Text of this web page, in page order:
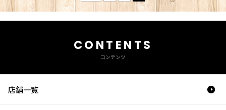
CONTENTS
コンテンツ
店舗一覧